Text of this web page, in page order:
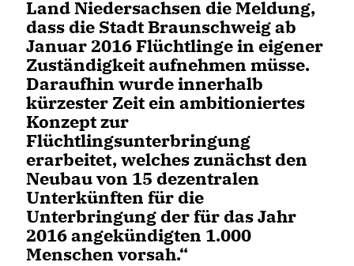
Land Niedersachsen die Meldung,
dass die Stadt Braunschweig ab
Januar 2016 Flüchtlinge in eigener
Zuständigkeit aufnehmen müsse.
Daraufhin wurde innerhalb
kürzester Zeit ein ambitioniertes
Konzept zur
Flüchtlingsunterbringung
erarbeitet, welches zunächst den
Neubau von 15 dezentralen
Unterkünften für die
Unterbringung der für das Jahr
2016 angekündigten 1.000
Menschen vorsah.“